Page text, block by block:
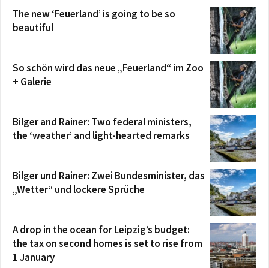
The new ‘Feuerland’ is going to be so
beautiful
So schön wird das neue „Feuerland“ im Zoo
+ Galerie
Bilger and Rainer: Two federal ministers,
the ‘weather’ and light-hearted remarks
Bilger und Rainer: Zwei Bundesminister, das
„Wetter“ und lockere Sprüche
A drop in the ocean for Leipzig’s budget:
the tax on second homes is set to rise from
1 January